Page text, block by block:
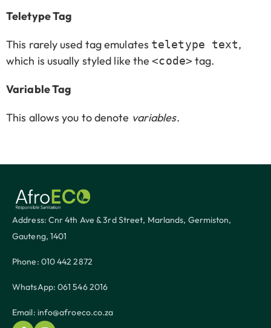
Teletype Tag
This rarely used tag emulates teletype text,
which is usually styled like the<code> tag.
Variable Tag
This allows you to denote variables.
Address: Cnr 4th Ave & 3rd Street, Marlands, Germiston,
Gauteng, 1401
Phone: 010 442 2872
WhatsApp: 061 546 2016
Email: info@afroeco.co.za